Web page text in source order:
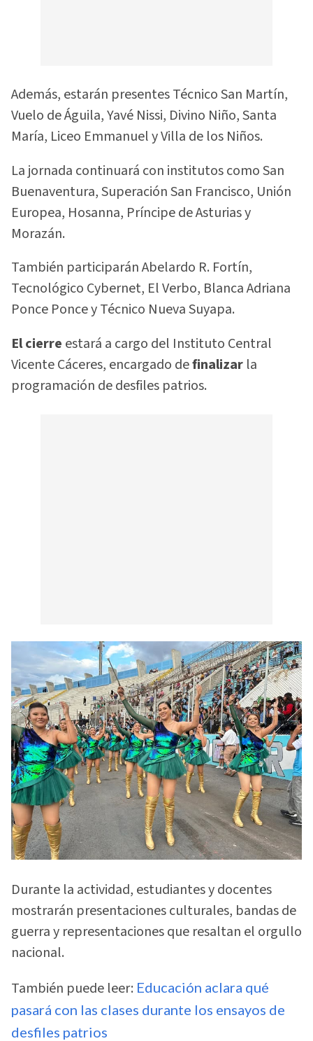
Además, estarán presentes Técnico San Martín,
Vuelo de Águila, Yavé Nissi, Divino Niño, Santa
María, Liceo Emmanuel y Villa de los Niños.
La jornada continuará con institutos como San
Buenaventura, Superación San Francisco, Unión
Europea, Hosanna, Príncipe de Asturias y
Morazán.
También participarán Abelardo R. Fortín,
Tecnológico Cybernet, El Verbo, Blanca Adriana
Ponce Ponce y Técnico Nueva Suyapa.
El cierre estará a cargo del Instituto Central
Vicente Cáceres, encargado definalizar la
programación de desfiles patrios.
Durante la actividad, estudiantes y docentes
mostrarán presentaciones culturales, bandas de
guerra y representaciones que resaltan el orgullo
nacional.
También puede leer: Educación aclara qué
pasará con las clases durante los ensayos de
desfiles patrios